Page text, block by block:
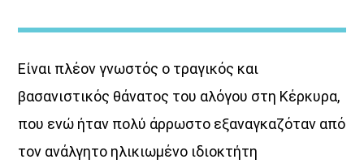
Είναι πλέον γνωστός ο τραγικός και
βασανιστικός θάνατος του αλόγου στη Κέρκυρα,
που ενώ ήταν πολύ άρρωστο εξαναγκαζόταν από
τον ανάλγητο ηλικιωμένο ιδιοκτήτη